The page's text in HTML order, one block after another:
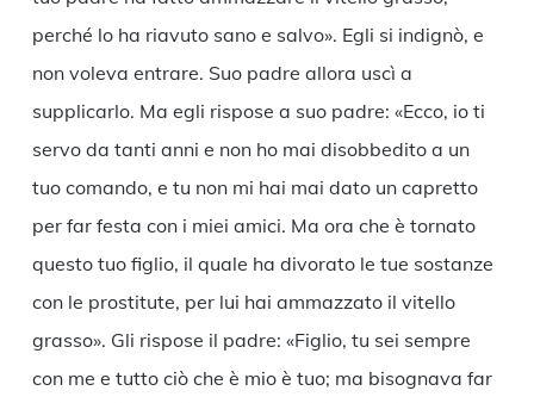
perché lo ha riavuto sano e salvo». Egli si indignò, e
non voleva entrare. Suo padre allora uscì a
supplicarlo. Ma egli rispose a suo padre: «Ecco, io ti
servo da tanti anni e non ho mai disobbedito a un
tuo comando, e tu non mi hai mai dato un capretto
per far festa con i miei amici. Ma ora che è tornato
questo tuo figlio, il quale ha divorato le tue sostanze
con le prostitute, per lui hai ammazzato il vitello
grasso». Gli rispose il padre: «Figlio, tu sei sempre
con me e tutto ciò che è mio è tuo; ma bisognava far